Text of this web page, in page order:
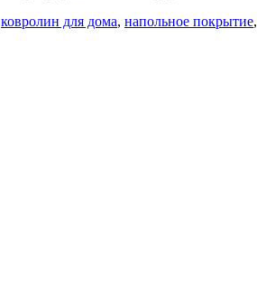
ковролин для дома, напольное покрытие,